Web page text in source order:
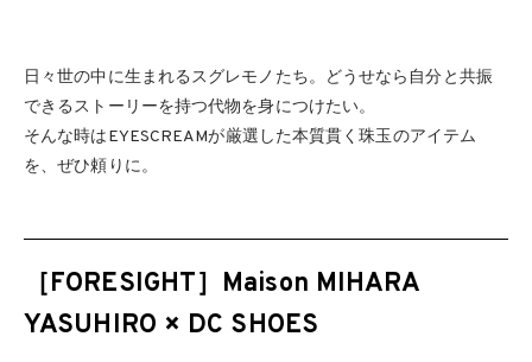
日々世の中に生まれるスグレモノたち。どうせなら自分と共振
できるストーリーを持つ代物を身につけたい。
そんな時はEYESCREAMが厳選した本質貫く珠玉のアイテム
を、ぜひ頼りに。
［FORESIGHT］Maison MIHARA
YASUHIRO × DC SHOES